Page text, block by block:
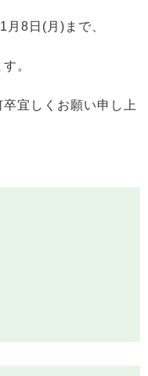
8日(月)まで、
。
宜しくお願い申し上